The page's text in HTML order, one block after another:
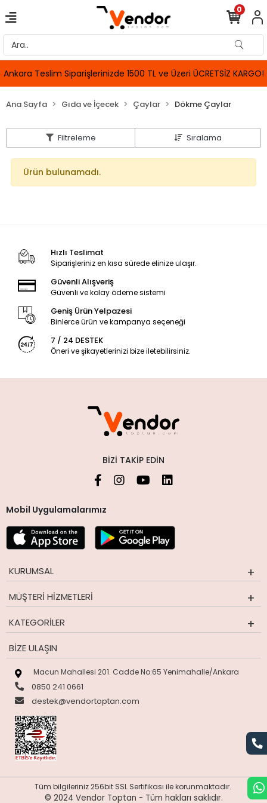
Ankara Teslim Siparişlerinizde 1500 TL ve Üzeri ÜCRETSİZ KARGO!
0
Ana Sayfa Gıda ve İçecek Çaylar Dökme Çaylar
Filtreleme Sıralama
Ürün bulunamadı.
Hızlı Teslimat
Siparişleriniz en kısa sürede elinize ulaşır.
Güvenli Alışveriş
Güvenli ve kolay ödeme sistemi
Geniş Ürün Yelpazesi
Binlerce ürün ve kampanya seçeneği
7 / 24 DESTEK
Öneri ve şikayetlerinizi bize iletebilirsiniz.
BIZI TAKIP EDIN
Mobil Uygulamalarımız
KURUMSAL
MÜŞTERI HIZMETLERI
KATEGORILER
BIZE ULAŞIN
Macun Mahallesi 201. Cadde No:65 Yenimahalle/Ankara
0850 241 0661
destek@vendortoptan.com
Tüm bilgileriniz 256bit SSL Sertifikası ile korunmaktadır.
© 2024 Vendor Toptan - Tüm hakları saklıdır.